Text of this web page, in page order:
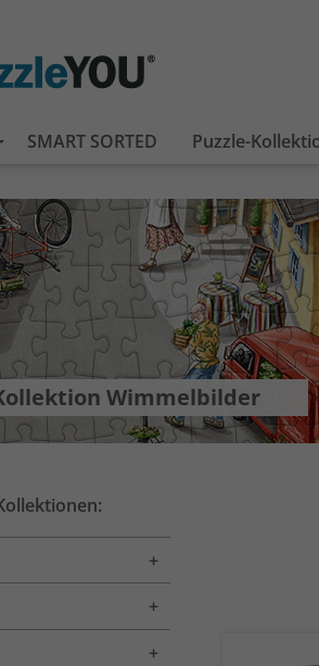
SMART SORTED Puzzle-
Wimmelbilder
Toggle menu
Toggle menu
Toggle menu